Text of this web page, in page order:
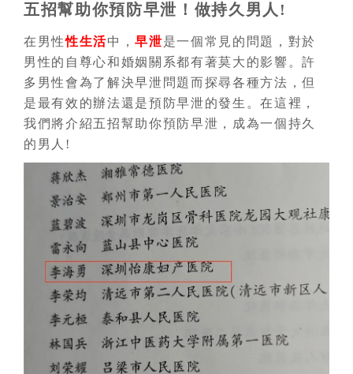
五招幫助你預防早泄！做持久男人!
在男性性生活中，早泄是一個常見的問題，對於
男性的自尊心和婚姻關系都有著莫大的影響。許
多男性會為了解決早泄問題而探尋各種方法，但
是最有效的辦法還是預防早泄的發生。在這裡，
我們將介紹五招幫助你預防早泄，成為一個持久
的男人!